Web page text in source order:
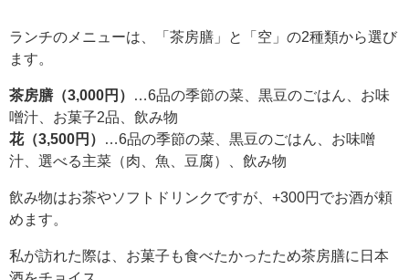
ランチのメニューは、「茶房膳」と「空」の2種類から選び
ます。
茶房膳（3,000円）
…6品の季節の菜、黒豆のごはん、お味
噌汁、お菓子2品、飲み物
花（3,500円）
…6品の季節の菜、黒豆のごはん、お味噌
汁、選べる主菜（肉、魚、豆腐）、飲み物
飲み物はお茶やソフトドリンクですが、+300円でお酒が頼
めます。
私が訪れた際は、お菓子も食べたかったため茶房膳に日本